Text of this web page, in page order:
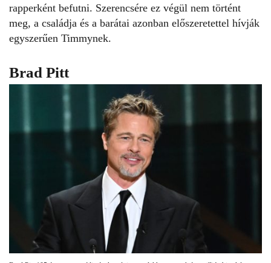
rapperként befutni. Szerencsére ez végül nem történt
meg, a családja és a barátai azonban előszeretettel hívják
egyszerűen Timmynek.
Brad Pitt